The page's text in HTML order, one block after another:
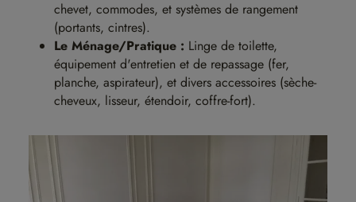
chevet, commodes, et systèmes de rangement
(portants, cintres).
Le Ménage/Pratique : Linge de toilette,
équipement d'entretien et de repassage (fer,
planche, aspirateur), et divers accessoires (sèche-
cheveux, lisseur, étendoir, coffre-fort).